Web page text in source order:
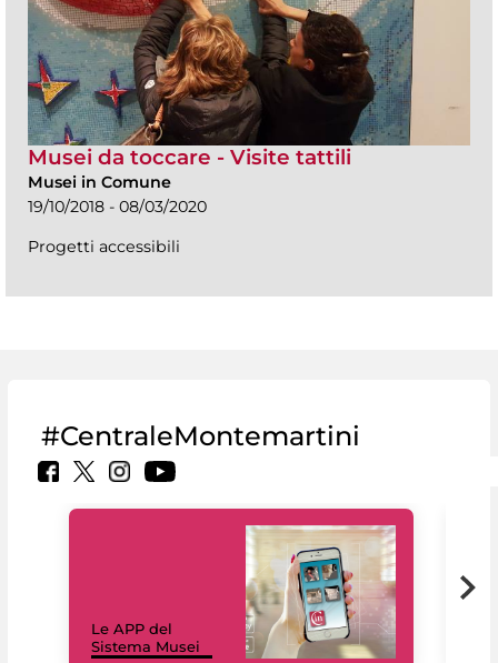
Musei da toccare - Visite tattili
Musei in Comune
19/10/2018 - 08/03/2020
Progetti accessibili
#CentraleMontemartini
Le APP del
Sistema Musei